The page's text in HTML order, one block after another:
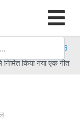
Srote - 2023
किया गया एक गीत